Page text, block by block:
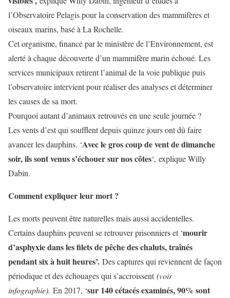
l’Observatoire Pelagis pour la conservation des mammifères et
oiseaux marins, basé à La Rochelle.
Cet organisme, financé par le ministère de l’Environnement, est
alerté à chaque découverte d’un mammifère marin échoué. Les
services municipaux retirent l’animal de la voie publique puis
l’observatoire intervient pour réaliser des analyses et déterminer
les causes de sa mort.
Pourquoi autant d’animaux retrouvés en une seule journée ?
Les vents d’est qui soufflent depuis quinze jours ont dû faire
avancer les dauphins. ‘Avec le gros coup de vent de dimanche
soir, ils sont venus s’échouer sur nos côtes‘, explique Willy
Dabin.
Comment expliquer leur mort ?
Les morts peuvent être naturelles mais aussi accidentelles.
Certains dauphins peuvent se retrouver prisonniers et ‘mourir
d’asphyxie dans les filets de pêche des chaluts, traînés
pendant six à huit heures’. Des captures qui reviennent de façon
périodique et des échouages qui s’accroissent(voir
infographie). En 2017, ‘sur 140 cétacés examinés, 90% sont